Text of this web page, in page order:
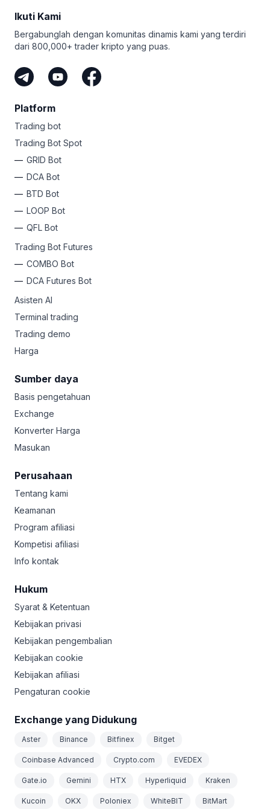
Gunakan algoritme canggih ini untuk bekerja dan cari
Bitsgap.
order tak terbatas. Belum lagi futures, trailing, dan Take
Profit untuk semua bot. Tidak ada lagi FOMO - paket ini
membantu Anda profit dari setiap peluang!
mengotomasi keuntungan Anda. Mengapa tidak
mendaftar sekarang dan bebaskan jiwa rockstar kripto
Ikuti Kami
Bergabunglah dengan komunitas dinamis kami yang terdiri
dari 800,000+ trader kripto yang puas.
Platform
Trading bot
Trading Bot Spot
GRID Bot
DCA Bot
BTD Bot
LOOP Bot
QFL Bot
Trading Bot Futures
COMBO Bot
DCA Futures Bot
Asisten AI
Terminal trading
Trading demo
Harga
Sumber daya
Basis pengetahuan
Exchange
Konverter Harga
Masukan
Perusahaan
Tentang kami
Keamanan
Program afiliasi
Kompetisi afiliasi
Info kontak
Hukum
Syarat & Ketentuan
Kebijakan privasi
Kebijakan pengembalian
Kebijakan cookie
Kebijakan afiliasi
Pengaturan cookie
Exchange yang Didukung
Aster Binance Bitfinex Bitget
Coinbase Advanced Crypto.com EVEDEX
Gate.io Gemini HTX Hyperliquid Kraken
Kucoin OKX Poloniex WhiteBIT BitMart